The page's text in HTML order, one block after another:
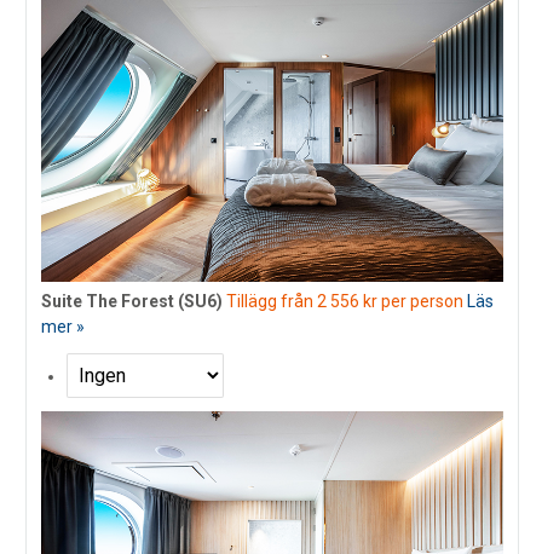
Suite The Forest (SU6) Tillägg från 2 556 kr per person Läs
mer »